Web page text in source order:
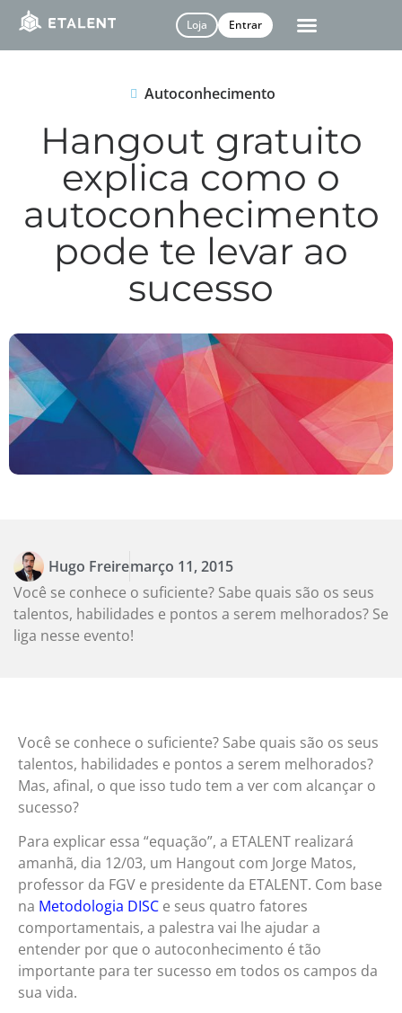
Loja Entrar
Autoconhecimento
Hangout gratuito
explica como o
autoconhecimento
pode te levar ao
sucesso
Hugo Freiremarço 11, 2015
Você se conhece o suficiente? Sabe quais são os seus
talentos, habilidades e pontos a serem melhorados? Se
liga nesse evento!
Você se conhece o suficiente? Sabe quais são os seus
talentos, habilidades e pontos a serem melhorados?
Mas, afinal, o que isso tudo tem a ver com alcançar o
sucesso?
Para explicar essa “equação”, a ETALENT realizará
amanhã, dia 12/03, um Hangout com Jorge Matos,
professor da FGV e presidente da ETALENT. Com base
na Metodologia DISC e seus quatro fatores
comportamentais, a palestra vai lhe ajudar a
entender por que o autoconhecimento é tão
importante para ter sucesso em todos os campos da
sua vida.